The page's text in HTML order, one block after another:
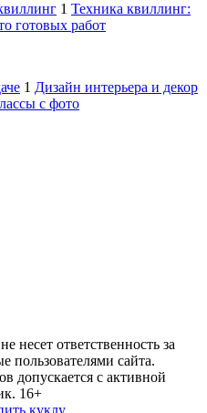
1 Техника квиллинг:
готовых работ
1 Дизайн интерьера и декор
с фото
несет ответственность за
пользователями сайта.
допускается с активной
16+